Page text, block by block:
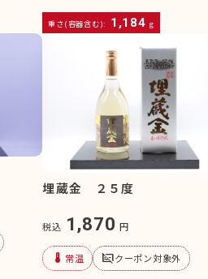
重さ(容器含む): 1,184 g
埋蔵金 ２５度
税込 1,870 円
device_thermostat 常温 subtitles_offクーポン対象外